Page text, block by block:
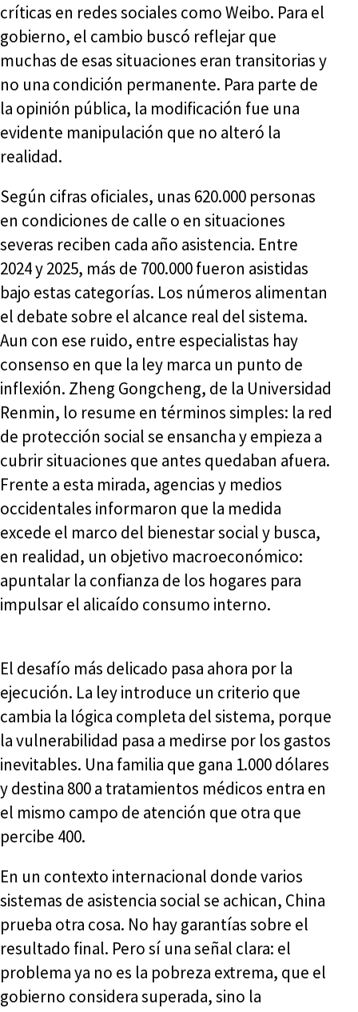
críticas en redes sociales como Weibo. Para el
gobierno, el cambio buscó reflejar que
muchas de esas situaciones eran transitorias y
no una condición permanente. Para parte de
la opinión pública, la modificación fue una
evidente manipulación que no alteró la
realidad.
Según cifras oficiales, unas 620.000 personas
en condiciones de calle o en situaciones
severas reciben cada año asistencia. Entre
2024 y 2025, más de 700.000 fueron asistidas
bajo estas categorías. Los números alimentan
el debate sobre el alcance real del sistema.
Aun con ese ruido, entre especialistas hay
consenso en que la ley marca un punto de
inflexión. Zheng Gongcheng, de la Universidad
Renmin, lo resume en términos simples: la red
de protección social se ensancha y empieza a
cubrir situaciones que antes quedaban afuera.
Frente a esta mirada, agencias y medios
occidentales informaron que la medida
excede el marco del bienestar social y busca,
en realidad, un objetivo macroeconómico:
apuntalar la confianza de los hogares para
impulsar el alicaído consumo interno.
El desafío más delicado pasa ahora por la
ejecución. La ley introduce un criterio que
cambia la lógica completa del sistema, porque
la vulnerabilidad pasa a medirse por los gastos
inevitables. Una familia que gana 1.000 dólares
y destina 800 a tratamientos médicos entra en
el mismo campo de atención que otra que
percibe 400.
En un contexto internacional donde varios
sistemas de asistencia social se achican, China
prueba otra cosa. No hay garantías sobre el
resultado final. Pero sí una señal clara: el
problema ya no es la pobreza extrema, que el
gobierno considera superada, sino la